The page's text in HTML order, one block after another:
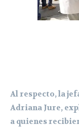
Al respecto, la
Adriana Jure,
a quienes